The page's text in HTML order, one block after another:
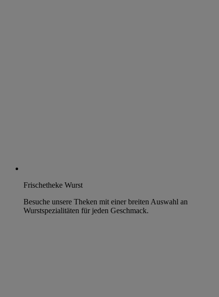
Frischetheke Wurst
Besuche unsere Theken mit einer breiten Auswahl an
Wurstspezialitäten für jeden Geschmack.